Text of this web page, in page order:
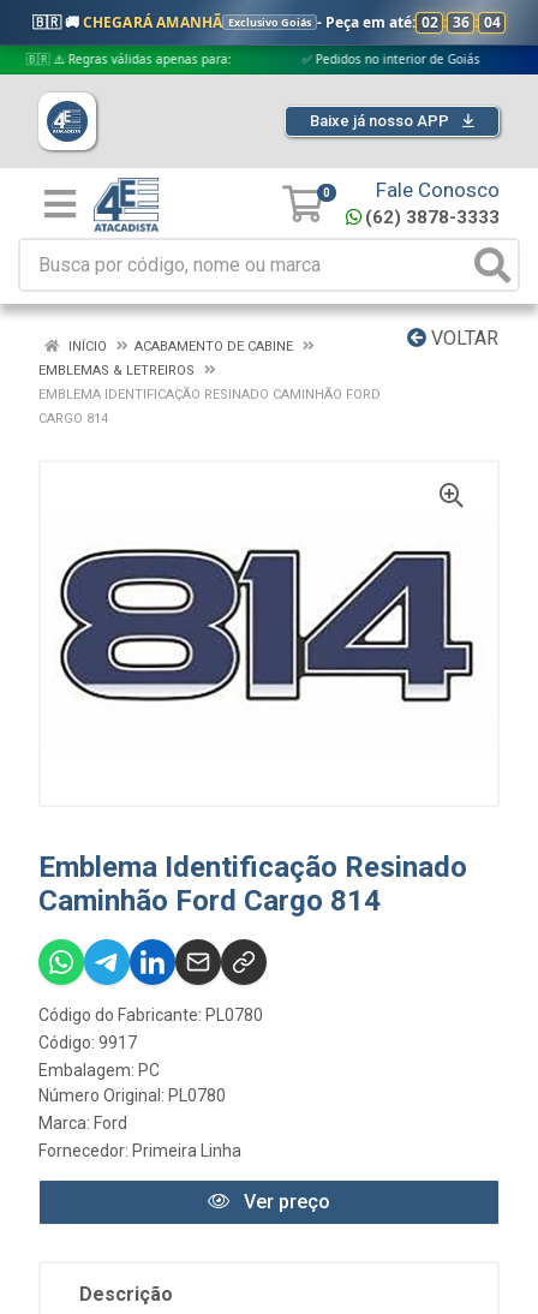
🇧🇷 🚚CHEGARÁ AMANHÃ Exclusivo Goiás - Peça em até: 02 : 36 : 04
⚠️ Regras válidas apenas para: ✅ Pedidos no interior de Goiás
Baixe já nosso APP
0 Fale Conosco
(62) 3878-3333
VOLTAR
INÍCIO
ACABAMENTO DE CABINE
EMBLEMAS & LETREIROS
EMBLEMA IDENTIFICAÇÃO RESINADO CAMINHÃO FORD
CARGO 814
Emblema Identificação Resinado
Caminhão Ford Cargo 814
Código do Fabricante: PL0780
Código: 9917
Embalagem: PC
Número Original: PL0780
Marca: Ford
Fornecedor: Primeira Linha
Ver preço
Descrição